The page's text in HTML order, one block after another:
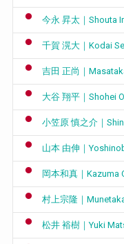
今永 昇太｜Shouta
千賀 滉大｜Kodai
吉田 正尚｜
大谷 翔平｜Shohei
小笠原 慎之介｜
山本 由伸｜
岡本和真｜Kazuma
村上宗隆｜
松井 裕樹｜Yuki